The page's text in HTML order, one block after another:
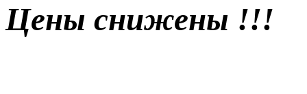
Цены снижены !!!